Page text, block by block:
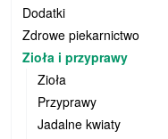
Dodatki
Zdrowe piekarnictwo
Zioła i przyprawy
Zioła
Przyprawy
Jadalne kwiaty